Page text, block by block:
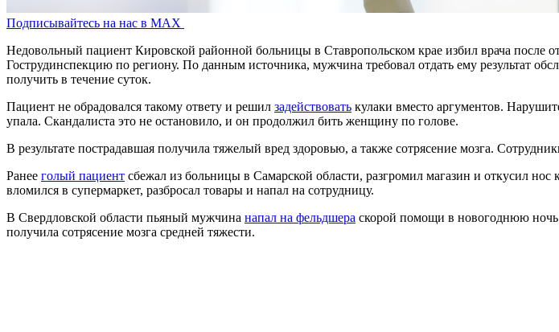
Подписывайтесь на нас в MAX
Недовольный пациент Кировской районной больницы в Ставропольском крае избил врача после
Гострудинспекцию по региону. По данным источника, мужчина требовал отдать ему результат
получить в течение суток.
Пациент не обрадовался такому ответу и решил задействовать кулаки вместо аргументов.
упала. Скандалиста это не остановило, и он продолжил бить женщину по голове.
В результате пострадавшая получила тяжелый вред здоровью, а также сотрясение мозга.
Ранее голый пациент сбежал из больницы в Самарской области, разгромил магазин и откусил
вломился в супермаркет, разбросал товары и напал на сотрудницу.
В Свердловской области пьяный мужчина напал на фельдшера скорой помощи в новогоднюю ночь
получила сотрясение мозга средней тяжести.